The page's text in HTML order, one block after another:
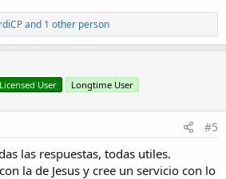
= Level *
saber si está conectado o no
and 1 other person
Licensed User Longtime User
#5
las respuestas, todas utiles.
la de Jesus y cree un servicio con lo